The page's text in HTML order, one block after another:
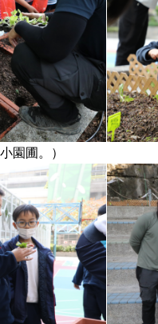
園圃。）